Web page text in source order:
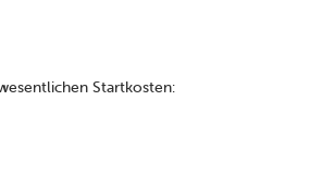
Startkosten: